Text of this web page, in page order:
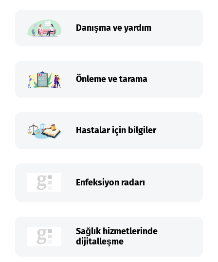
Danışma ve yardım
Önleme ve tarama
Hastalar için bilgiler
Enfeksiyon radarı
Sağlık hizmetlerinde
dijitalleşme